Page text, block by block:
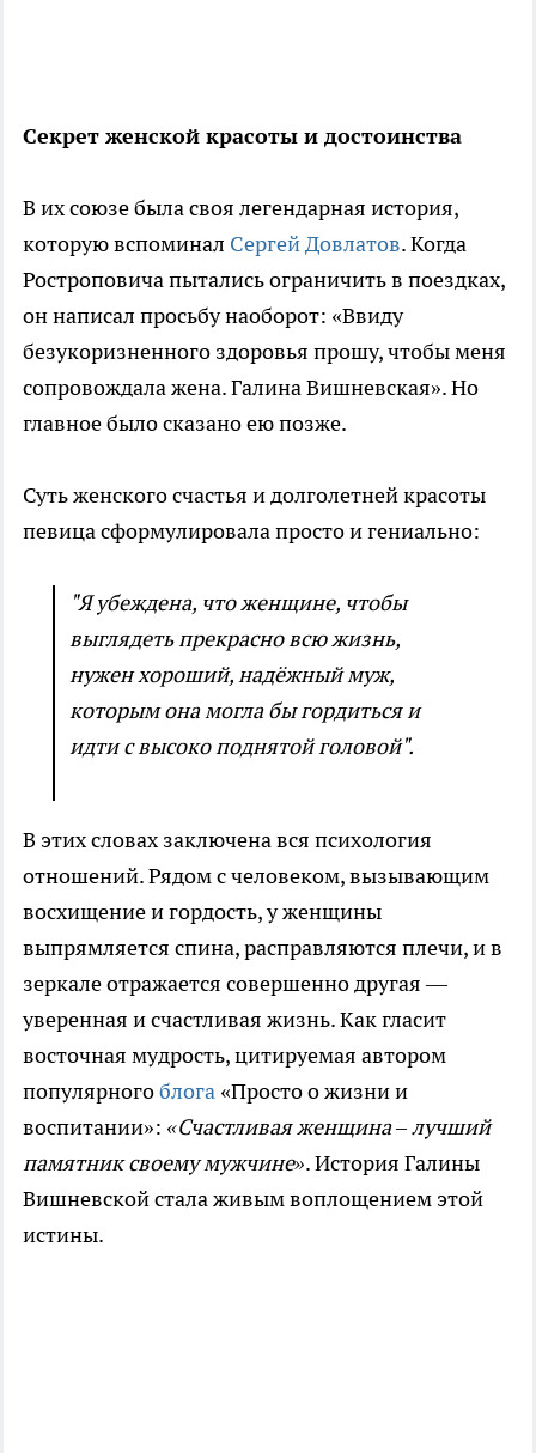
Секрет женской красоты и достоинства
В их союзе была своя легендарная история,
которую вспоминал Сергей Довлатов. Когда
Ростроповича пытались ограничить в поездках,
он написал просьбу наоборот: «Ввиду
безукоризненного здоровья прошу, чтобы меня
сопровождала жена. Галина Вишневская». Но
главное было сказано ею позже.
Суть женского счастья и долголетней красоты
певица сформулировала просто и гениально:
"Я убеждена, что женщине, чтобы
выглядеть прекрасно всю жизнь,
нужен хороший, надёжный муж,
которым она могла бы гордиться и
идти с высоко поднятой головой".
В этих словах заключена вся психология
отношений. Рядом с человеком, вызывающим
восхищение и гордость, у женщины
выпрямляется спина, расправляются плечи, и в
зеркале отражается совершенно другая —
уверенная и счастливая жизнь. Как гласит
восточная мудрость, цитируемая автором
популярногоблога «Просто о жизни и
воспитании»: «Счастливая женщина – лучший
памятник своему мужчине». История Галины
Вишневской стала живым воплощением этой
истины.